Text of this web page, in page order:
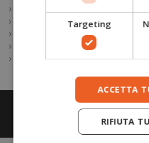
CALZATURE OUTDOOR
ABBIGLIAMENTO OUTDOOR
ATTREZZATURA OUTDOOR
SOSTENIBILITÀ
Targeting
ACCETTA
RIFIUTA